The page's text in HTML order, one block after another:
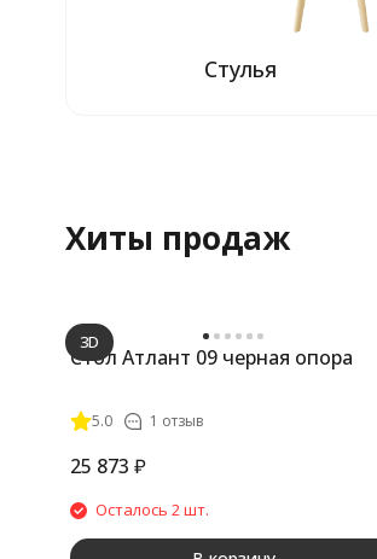
Стулья
Хиты продаж
3D
Стол Атлант 09 черная опора
5.0 1 отзыв
25 873 ₽
Осталось 2 шт.